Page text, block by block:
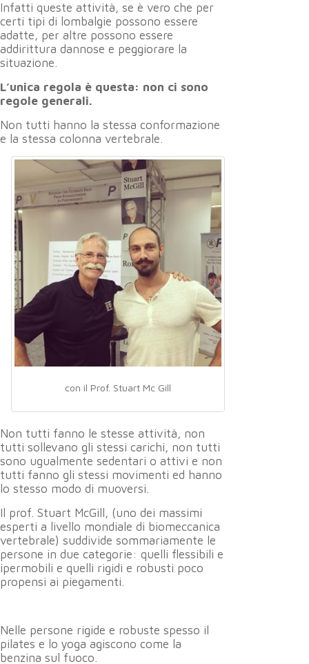
Infatti queste attività, se è vero che per
certi tipi di lombalgie possono essere
adatte, per altre possono essere
addirittura dannose e peggiorare la
situazione.
L’unica regola è questa: non ci sono
regole generali.
Non tutti hanno la stessa conformazione
e la stessa colonna vertebrale.
con il Prof. Stuart Mc Gill
Non tutti fanno le stesse attività, non
tutti sollevano gli stessi carichi, non tutti
sono ugualmente sedentari o attivi e non
tutti fanno gli stessi movimenti ed hanno
lo stesso modo di muoversi.
Il prof. Stuart McGill, (uno dei massimi
esperti a livello mondiale di biomeccanica
vertebrale) suddivide sommariamente le
persone in due categorie: quelli flessibili e
ipermobili e quelli rigidi e robusti poco
propensi ai piegamenti.
Nelle persone rigide e robuste spesso il
pilates e lo yoga agiscono come la
benzina sul fuoco.